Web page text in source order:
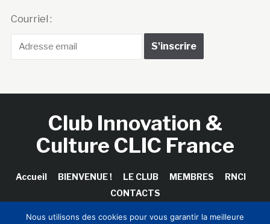
Courriel :
Club Innovation &
Culture CLIC France
Accueil BIENVENUE ! LE CLUB MEMBRES
RNCI
CONTACTS
Nous utilisons des cookies pour vous garantir la meilleure